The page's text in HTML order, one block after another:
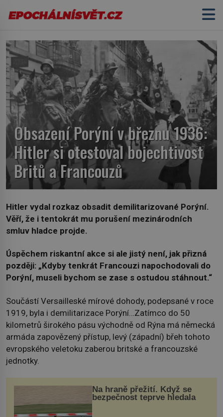
Obsazení Porýní v březnu 1936:
Hitler si otestoval bojechtivost
Britů a Francouzů
Hitler vydal rozkaz obsadit demilitarizované Porýní.
Věří, že i tentokrát mu porušení mezinárodních
smluv hladce projde.
Úspěchem riskantní akce si ale jistý není, jak přizná
později: „Kdyby tenkrát Francouzi napochodovali do
Porýní, museli bychom se zase s ostudou stáhnout.“
Součástí Versailleské mírové dohody, podepsané v roce
1919, byla i demilitarizace Porýní…Zatímco do 50
kilometrů širokého pásu východně od Rýna má německá
armáda zapovězený přístup, levý (západní) břeh tohoto
evropského veletoku zaberou britské a francouzské
jednotky.
Na hraně přežití. Když se
bezpečnost teprve hledala